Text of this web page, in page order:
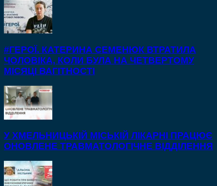
#ГЕРОЇ. КАТЕРИНА СЕМЕНЮК ВТРАТИЛА
ЧОЛОВІКА, КОЛИ БУЛА НА ЧЕТВЕРТОМУ
МІСЯЦІ ВАГІТНОСТІ
У ХМЕЛЬНИЦЬКІЙ МІСЬКІЙ ЛІКАРНІ ПРАЦЮЄ
ОНОВЛЕНЕ ТРАВМАТОЛОГІЧНЕ ВІДДІЛЕННЯ